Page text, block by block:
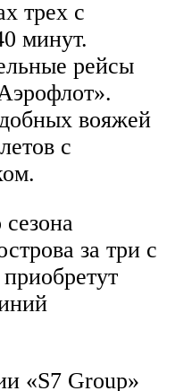
трех с
минут.
рейсы
вояжей
с
за три с
«S7 Group»